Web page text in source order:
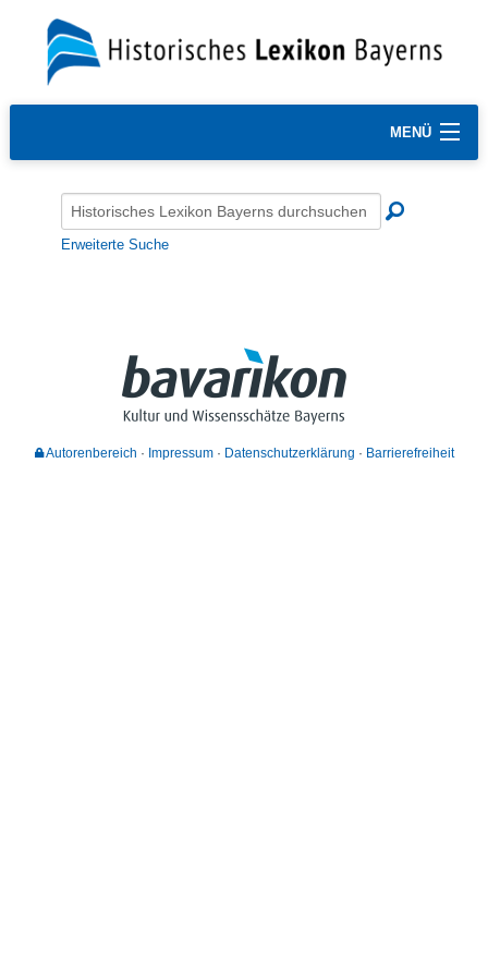
MENÜ
Erweiterte Suche
Autorenbereich Impressum Datenschutzerklärung Barrierefreiheit